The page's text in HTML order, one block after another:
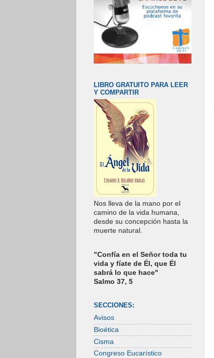
LIBRO GRATUITO PARA LEER
Y COMPARTIR
Nos lleva de la mano por el
camino de la vida humana,
desde su concepción hasta la
muerte natural.
"Confía en el Señor toda tu
vida y fíate de Él, que Él
sabrá lo que hace"
Salmo 37, 5
SECCIONES:
Avisos
Bioética
Cisma
Congreso Eucarístico